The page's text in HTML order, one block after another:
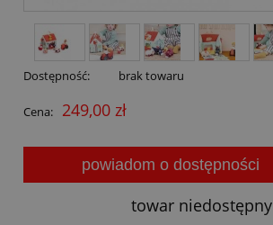
Dostępność: brak towaru
Cena: 249,00 zł
powiadom o dostępności
towar niedostępny